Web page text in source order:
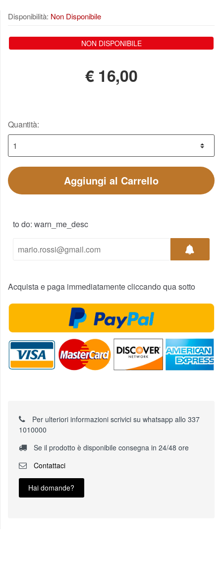
Disponibilità: Non Disponibile
NON DISPONIBILE
€ 16,00
Quantità:
Aggiungi al Carrello
to do: warn_me_desc
Acquista e paga immediatamente cliccando qua sotto
Per ulteriori informazioni scrivici su whatsapp allo 337
1010000
Se il prodotto è disponibile consegna in 24/48 ore
Contattaci
Hai domande?